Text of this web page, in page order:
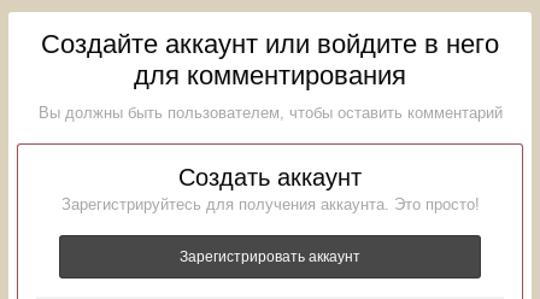
Создайте аккаунт или войдите в него
для комментирования
Вы должны быть пользователем, чтобы оставить комментарий
Создать аккаунт
Зарегистрируйтесь для получения аккаунта. Это просто!
Зарегистрировать аккаунт